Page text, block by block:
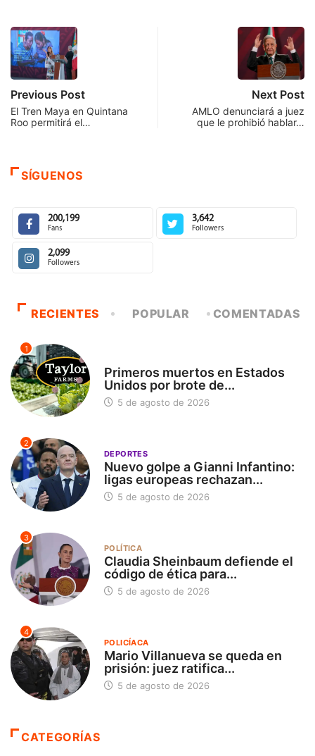
Previous Post
El Tren Maya en Quintana
Roo permitirá el…
Next Post
AMLO denunciará a juez
que le prohibió hablar…
SÍGUENOS
200,199
Fans
3,642
Followers
2,099
Followers
RECIENTES POPULAR COMENTADAS
1
Primeros muertos en Estados
Unidos por brote de...
5 de agosto de 2026
2
DEPORTES
Nuevo golpe a Gianni Infantino:
ligas europeas rechazan...
5 de agosto de 2026
3
POLÍTICA
Claudia Sheinbaum defiende el
código de ética para...
5 de agosto de 2026
4
POLICÍACA
Mario Villanueva se queda en
prisión: juez ratifica...
5 de agosto de 2026
CATEGORÍAS